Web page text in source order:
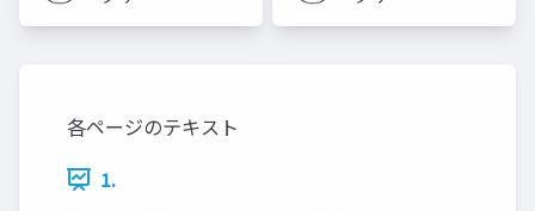
各ページのテキスト
1.